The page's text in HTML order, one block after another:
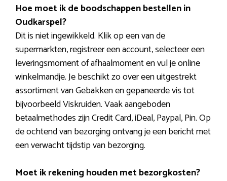
Hoe moet ik de boodschappen bestellen in
Oudkarspel?
Dit is niet ingewikkeld. Klik op een van de
supermarkten, registreer een account, selecteer een
leveringsmoment of afhaalmoment en vul je online
winkelmandje. Je beschikt zo over een uitgestrekt
assortiment van Gebakken en gepaneerde vis tot
bijvoorbeeld Viskruiden. Vaak aangeboden
betaalmethodes zijn Credit Card, iDeal, Paypal, Pin. Op
de ochtend van bezorging ontvang je een bericht met
een verwacht tijdstip van bezorging.
Moet ik rekening houden met bezorgkosten?